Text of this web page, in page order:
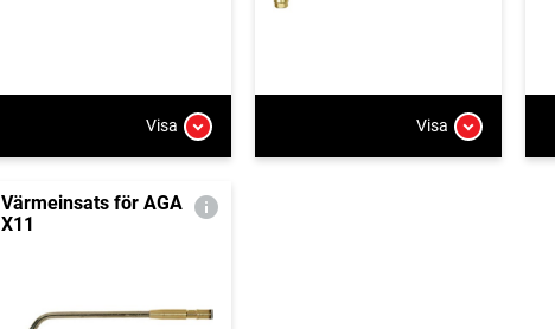
Visa Visa
Värmeinsats för AGA
X11